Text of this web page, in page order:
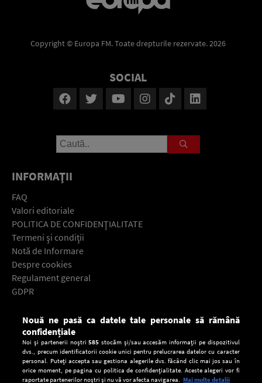
Copyright © Europa FM. Toate drepturile rezervate. 2026
SOCIAL
INFORMAŢII
FAQ
Valori editoriale
POLITICA DE CONFIDENŢIALITATE
Termeni şi condiţii
Notă de Informare
Despre cookies
Regulament general
GDPR
Descarcă gratuit aplicaţia Europa FM pentru smartphone:
Nouă ne pasă ca datele tale personale să rămână
confidențiale
Noi și partenerii noștri585 stocăm și/sau accesăm informații pe dispozitivul
dvs., precum identificatorii cookie unici pentru prelucrarea datelor cu caracter
personal. Puteți accepta sau gestiona alegerile dvs. făcând clic mai jos sau în
orice moment, pe pagina cu politica de confidențialitate. Aceste alegeri vor fi
raportate partenerilor noștri și nu vă vor afecta navigarea. Mai multe detalii